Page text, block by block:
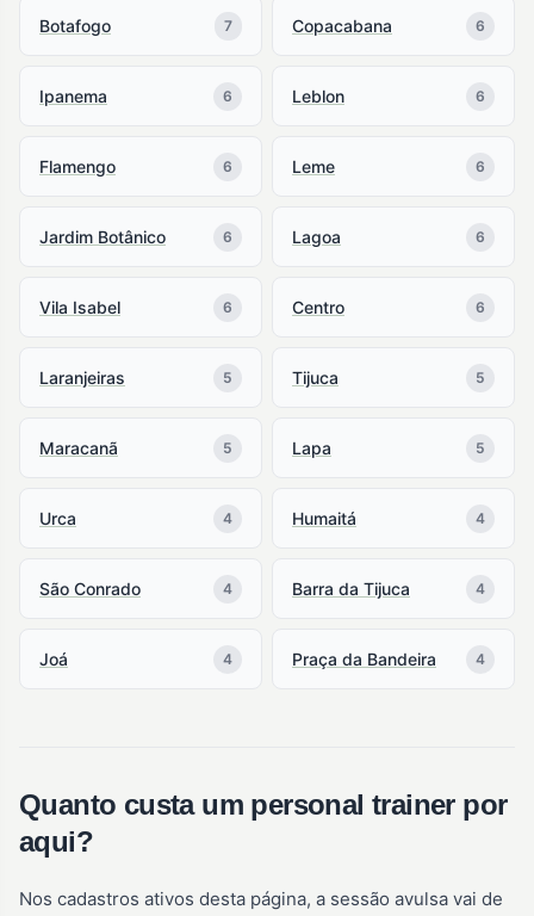
Botafogo 7 Copacabana 6
Ipanema 6 Leblon 6
Flamengo 6 Leme 6
Jardim Botânico 6 Lagoa 6
Vila Isabel 6 Centro 6
Laranjeiras 5 Tijuca 5
Maracanã 5 Lapa 5
Urca 4 Humaitá 4
São Conrado 4 Barra da Tijuca 4
Joá 4 Praça da Bandeira 4
Quanto custa um personal trainer por
aqui?
Nos cadastros ativos desta página, a sessão avulsa vai de